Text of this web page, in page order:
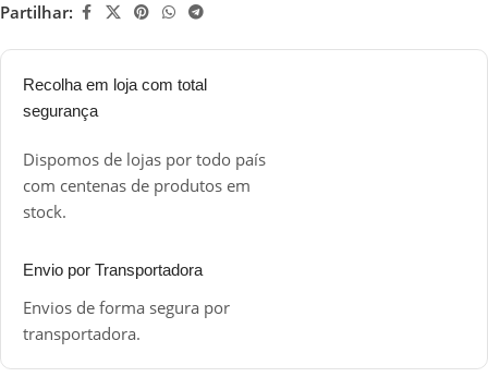
Partilhar:
Recolha em loja com total
segurança
Dispomos de lojas por todo país
com centenas de produtos em
stock.
Envio por Transportadora
Envios de forma segura por
transportadora.